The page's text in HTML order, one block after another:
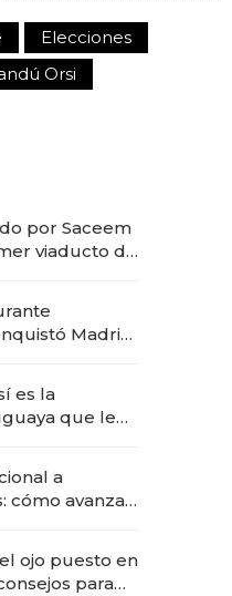
Elecciones
Orsi
por Saceem
viaducto de
Madrid:
apertura
es la
que le
a
cómo avanza
ojo puesto en
para